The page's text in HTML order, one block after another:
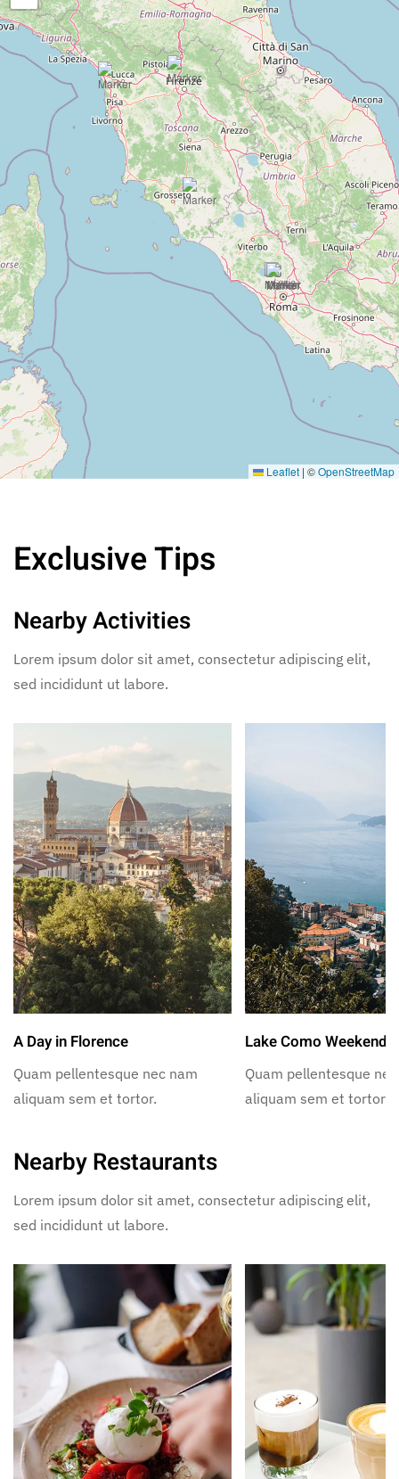
Leaflet | ©OpenStreetMap
Exclusive Tips
Nearby Activities
Lorem ipsum dolor sit amet, consectetur adipiscing elit,
sed incididunt ut labore.
A Day in Florence
Quam pellentesque nec nam
aliquam sem et tortor.
Lake Como Weekend
Quam pellentesque
aliquam sem et tortor.
Nearby Restaurants
Lorem ipsum dolor sit amet, consectetur adipiscing elit,
sed incididunt ut labore.